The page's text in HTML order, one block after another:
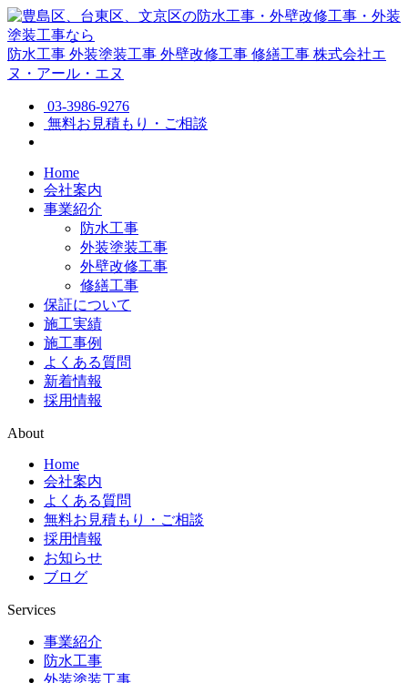
防水工事 外装塗装工事 外壁改修工事 修繕工事 株式会社エ
ヌ・アール・エヌ
03-3986-9276
無料お見積もり・ご相談
Home
会社案内
事業紹介
防水工事
外装塗装工事
外壁改修工事
修繕工事
保証について
施工実績
施工事例
よくある質問
新着情報
採用情報
About
Home
会社案内
よくある質問
無料お見積もり・ご相談
採用情報
お知らせ
ブログ
Services
事業紹介
防水工事
外装塗装工事